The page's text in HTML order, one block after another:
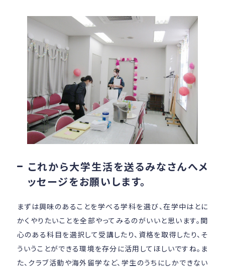
これから大学生活を送るみなさんへメ
ッセージをお願いします。
まずは興味のあることを学べる学科を選び、在学中はとに
かくやりたいことを全部やってみるのがいいと思います。関
心のある科目を選択して受講したり、資格を取得したり、そ
ういうことができる環境を存分に活用してほしいですね。ま
た、クラブ活動や海外留学など、学生のうちにしかできない